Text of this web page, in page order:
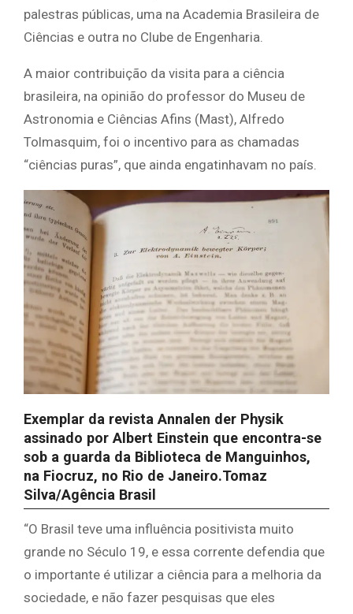
palestras públicas, uma na Academia Brasileira de
Ciências e outra no Clube de Engenharia.
A maior contribuição da visita para a ciência
brasileira, na opinião do professor do Museu de
Astronomia e Ciências Afins (Mast), Alfredo
Tolmasquim, foi o incentivo para as chamadas
“ciências puras”, que ainda engatinhavam no país.
Exemplar da revista Annalen der Physik
assinado por Albert Einstein que encontra-se
sob a guarda da Biblioteca de Manguinhos,
na Fiocruz, no Rio de Janeiro.Tomaz
Silva/Agência Brasil
“O Brasil teve uma influência positivista muito
grande no Século 19, e essa corrente defendia que
o importante é utilizar a ciência para a melhoria da
sociedade, e não fazer pesquisas que eles